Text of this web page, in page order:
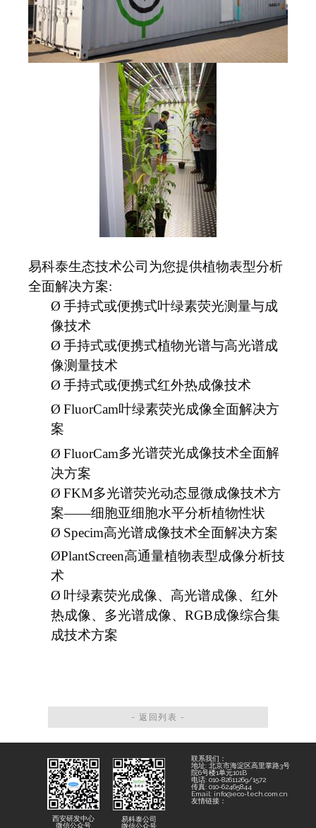
易科泰生态技术公司为您提供植物表型分析
全面解决方案:
Ø 手持式或便携式叶绿素荧光测量与成
像技术
Ø 手持式或便携式植物光谱与高光谱成
像测量技术
Ø 手持式或便携式红外热成像技术
Ø FluorCam叶绿素荧光成像全面解决方
案
Ø FluorCam多光谱荧光成像技术全面解
决方案
Ø FKM多光谱荧光动态显微成像技术方
案——细胞亚细胞水平分析植物性状
Ø Specim高光谱成像技术全面解决方案
ØPlantScreen高通量植物表型成像分析技
术
Ø 叶绿素荧光成像、高光谱成像、红外
热成像、多光谱成像、RGB成像综合集
成技术方案
- 返回列表 -
西安研发中心
微信公众号
易科泰公司
微信公众号
联系我们：
地址: 北京市海淀区高里掌路3号
院6号楼1单元101B
电话: 010-82611269/1572
传真: 010-62465844
Email: info@eco-tech.com.cn
友情链接：